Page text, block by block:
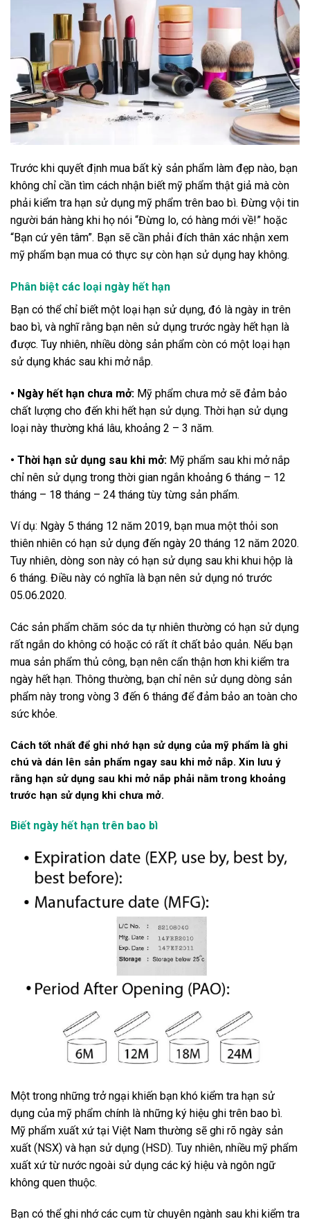
Trước khi quyết định mua bất kỳ sản phẩm làm đẹp nào, bạn
không chỉ cần tìm cách nhận biết mỹ phẩm thật giả mà còn
phải kiểm tra hạn sử dụng mỹ phẩm trên bao bì. Đừng vội tin
người bán hàng khi họ nói “Đừng lo, có hàng mới về!” hoặc
“Bạn cứ yên tâm”. Bạn sẽ cần phải đích thân xác nhận xem
mỹ phẩm bạn mua có thực sự còn hạn sử dụng hay không.
Phân biệt các loại ngày hết hạn
Bạn có thể chỉ biết một loại hạn sử dụng, đó là ngày in trên
bao bì, và nghĩ rằng bạn nên sử dụng trước ngày hết hạn là
được. Tuy nhiên, nhiều dòng sản phẩm còn có một loại hạn
sử dụng khác sau khi mở nắp.
• Ngày hết hạn chưa mở: Mỹ phẩm chưa mở sẽ đảm bảo
chất lượng cho đến khi hết hạn sử dụng. Thời hạn sử dụng
loại này thường khá lâu, khoảng 2 – 3 năm.
• Thời hạn sử dụng sau khi mở: Mỹ phẩm sau khi mở nắp
chỉ nên sử dụng trong thời gian ngắn khoảng 6 tháng – 12
tháng – 18 tháng – 24 tháng tùy từng sản phẩm.
Ví dụ: Ngày 5 tháng 12 năm 2019, bạn mua một thỏi son
thiên nhiên có hạn sử dụng đến ngày 20 tháng 12 năm 2020.
Tuy nhiên, dòng son này có hạn sử dụng sau khi khui hộp là
6 tháng. Điều này có nghĩa là bạn nên sử dụng nó trước
05.06.2020.
Các sản phẩm chăm sóc da tự nhiên thường có hạn sử dụng
rất ngắn do không có hoặc có rất ít chất bảo quản. Nếu bạn
mua sản phẩm thủ công, bạn nên cẩn thận hơn khi kiểm tra
ngày hết hạn. Thông thường, bạn chỉ nên sử dụng dòng sản
phẩm này trong vòng 3 đến 6 tháng để đảm bảo an toàn cho
sức khỏe.
Cách tốt nhất để ghi nhớ hạn sử dụng của mỹ phẩm là ghi
chú và dán lên sản phẩm ngay sau khi mở nắp. Xin lưu ý
rằng hạn sử dụng sau khi mở nắp phải nằm trong khoảng
trước hạn sử dụng khi chưa mở.
Biết ngày hết hạn trên bao bì
Một trong những trở ngại khiến bạn khó kiểm tra hạn sử
dụng của mỹ phẩm chính là những ký hiệu ghi trên bao bì.
Mỹ phẩm xuất xứ tại Việt Nam thường sẽ ghi rõ ngày sản
xuất (NSX) và hạn sử dụng (HSD). Tuy nhiên, nhiều mỹ phẩm
xuất xứ từ nước ngoài sử dụng các ký hiệu và ngôn ngữ
không quen thuộc.
Bạn có thể ghi nhớ các cụm từ chuyên ngành sau khi kiểm tra